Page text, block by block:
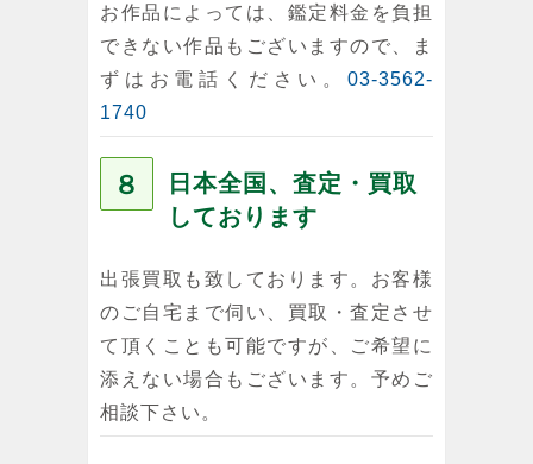
お作品によっては、鑑定料金を負担
できない作品もございますので、ま
ずはお電話ください。 03-3562-
1740
８
日本全国、査定・買取
しております
出張買取も致しております。お客様
のご自宅まで伺い、買取・査定させ
て頂くことも可能ですが、ご希望に
添えない場合もございます。予めご
相談下さい。